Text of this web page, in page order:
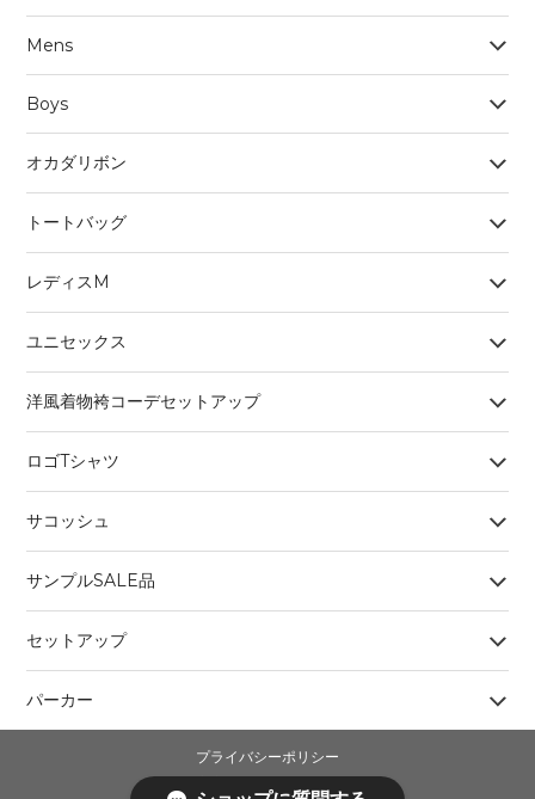
Mens
Boys
オカダリボン
トートバッグ
レディスM
ユニセックス
洋風着物袴コーデセットアップ
ロゴTシャツ
サコッシュ
サンプルSALE品
セットアップ
パーカー
プライバシーポリシー